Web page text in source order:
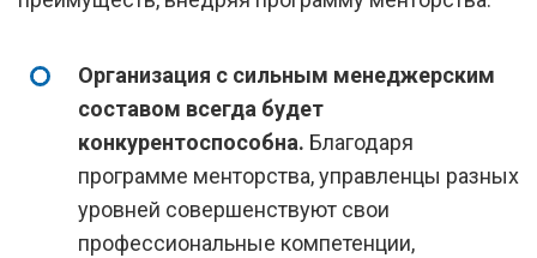
Организация с сильным менеджерским
составом всегда будет
конкурентоспособна. Благодаря
программе менторства, управленцы разных
уровней совершенствуют свои
профессиональные компетенции,